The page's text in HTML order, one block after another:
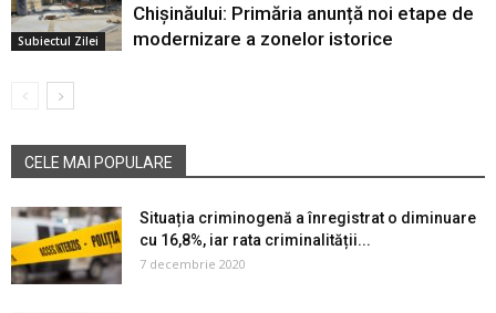
Subiectul Zilei
Chișinăului: Primăria anunță noi etape de
modernizare a zonelor istorice
CELE MAI POPULARE
Situația criminogenă a înregistrat o diminuare
cu 16,8%, iar rata criminalității...
7 decembrie 2020